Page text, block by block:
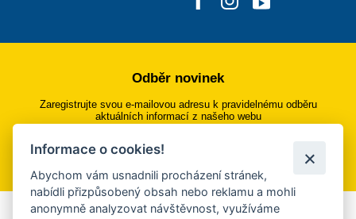
Odběr novinek
Zaregistrujte svou e-mailovou adresu k pravidelnému odběru
aktuálních informací z našeho webu
Přihlásit se k odběru
Informace o cookies!
Abychom vám usnadnili procházení stránek,
nabídli přizpůsobený obsah nebo reklamu a mohli
anonymně analyzovat návštěvnost, využíváme